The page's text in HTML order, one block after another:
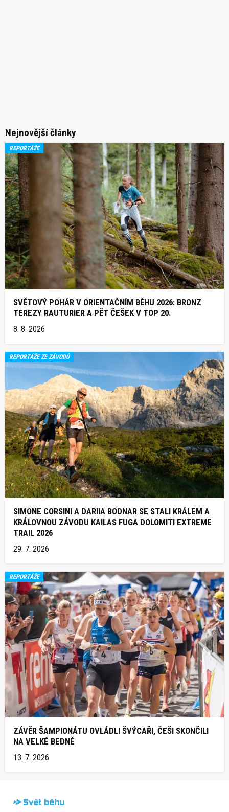
Nejnovější články
REPORTÁŽE
SVĚTOVÝ POHÁR V ORIENTAČNÍM BĚHU 2026: BRONZ
TEREZY RAUTURIER A PĚT ČEŠEK V TOP 20.
8. 8. 2026
REPORTÁŽE ZE ZÁVODŮ
SIMONE CORSINI A DARIIA BODNAR SE STALI KRÁLEM A
KRÁLOVNOU ZÁVODU KAILAS FUGA DOLOMITI EXTREME
TRAIL 2026
29. 7. 2026
REPORTÁŽE
ZÁVĚR ŠAMPIONÁTU OVLÁDLI ŠVÝCAŘI, ČEŠI SKONČILI
NA VELKÉ BEDNĚ
13. 7. 2026